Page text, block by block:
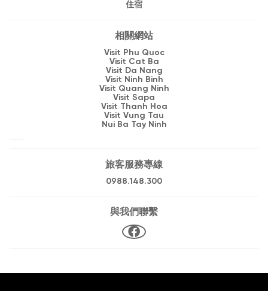
住宿
相關網站
Visit Phu Quoc
Visit Cat Ba
Visit Da Nang
Visit Ninh Binh
Visit Quang Ninh
Visit Sapa
Visit Thanh Hoa
Visit Vung Tau
Nui Ba Tay Ninh
旅客服務專線
0988.148.300
與我們聯繫